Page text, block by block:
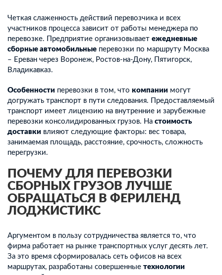
Четкая слаженность действий перевозчика и всех
участников процесса зависит от работы менеджера по
перевозке. Предприятие организовывает ежедневные
сборные автомобильные перевозки по маршруту Москва
– Ереван через Воронеж, Ростов-на-Дону, Пятигорск,
Владикавказ.
Особенности перевозки в том, что компании могут
догружать транспорт в пути следования. Предоставляемый
транспорт имеет лицензию на внутренние и зарубежные
перевозки консолидированных грузов. На стоимость
доставки влияют следующие факторы: вес товара,
занимаемая площадь, расстояние, срочность, сложность
перегрузки.
ПОЧЕМУ ДЛЯ ПЕРЕВОЗКИ
СБОРНЫХ ГРУЗОВ ЛУЧШЕ
ОБРАЩАТЬСЯ В ФЕРИЛЕНД
ЛОДЖИСТИКС
Аргументом в пользу сотрудничества является то, что
фирма работает на рынке транспортных услуг десять лет.
За это время сформировалась сеть офисов на всех
маршрутах, разработаны совершенные технологии